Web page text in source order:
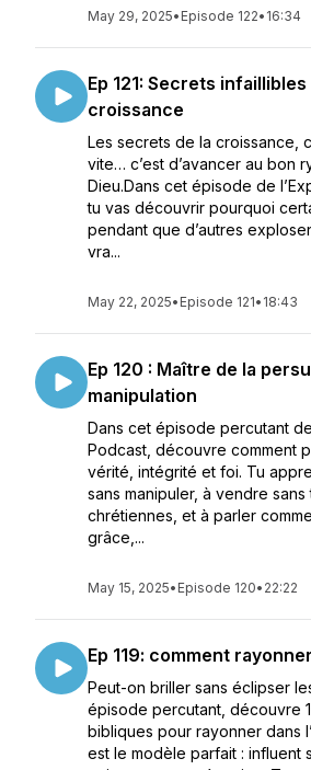
May 29, 2025• Episode 122• 16:34
Ep 121: Secrets
croissance
Les secrets de la croissance,
vite… c’est d’avancer au bon
Dieu.Dans cet épisode de
tu vas découvrir pourquoi
pendant que d’autres
vra...
May 22, 2025• Episode 121• 18:43
Ep 120 : Maître de la
manipulation
Dans cet épisode percutant
Podcast, découvre comment
vérité, intégrité et foi. Tu
sans manipuler, à vendre
chrétiennes, et à parler
grâce,...
May 15, 2025• Episode 120• 22:22
Ep 119: comment
Peut-on briller sans éclipser
épisode percutant, découvre
bibliques pour rayonner dans
est le modèle parfait : influent